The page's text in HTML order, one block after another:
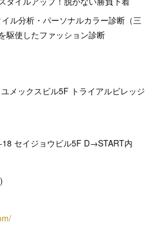
ル分析・パーソナルカラー診断（三
駆使したファッション診断
メックスビル5F トライアルビレッジ
セイジョウビル5F D→START内